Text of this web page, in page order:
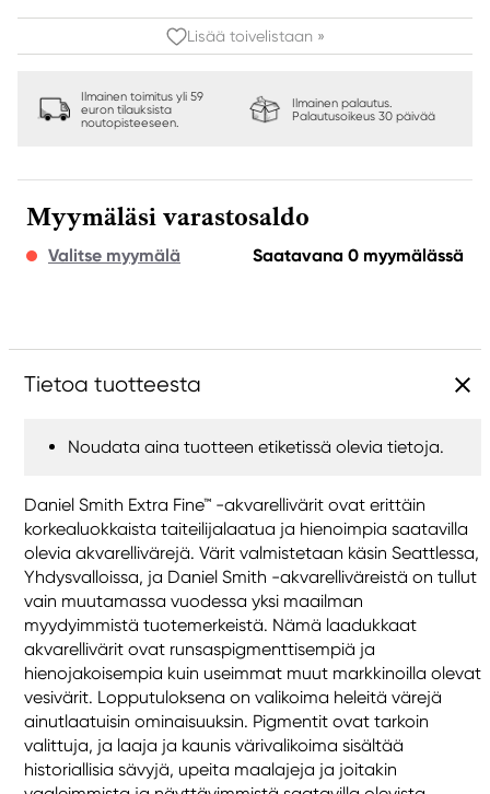
Lisää toivelistaan »
Ilmainen toimitus yli 59
euron tilauksista
noutopisteeseen.
Ilmainen palautus.
Palautusoikeus 30 päivää
Myymäläsi varastosaldo
Valitse myymälä Saatavana 0 myymälässä
Tietoa tuotteesta
Noudata aina tuotteen etiketissä olevia tietoja.
Daniel Smith Extra Fine™ -akvarellivärit ovat erittäin
korkealuokkaista taiteilijalaatua ja hienoimpia saatavilla
olevia akvarellivärejä. Värit valmistetaan käsin Seattlessa,
Yhdysvalloissa, ja Daniel Smith -akvarelliväreistä on tullut
vain muutamassa vuodessa yksi maailman
myydyimmistä tuotemerkeistä. Nämä laadukkaat
akvarellivärit ovat runsaspigmenttisempiä ja
hienojakoisempia kuin useimmat muut markkinoilla olevat
vesivärit. Lopputuloksena on valikoima heleitä värejä
ainutlaatuisin ominaisuuksin. Pigmentit ovat tarkoin
valittuja, ja laaja ja kaunis värivalikoima sisältää
historiallisia sävyjä, upeita maalajeja ja joitakin